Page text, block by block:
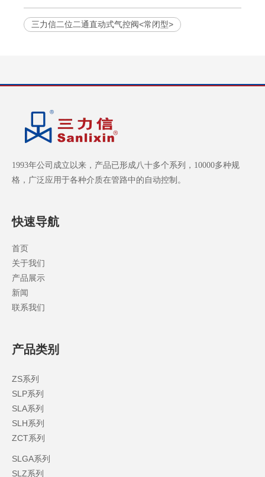
三力信二位二通直动式气控阀<常闭型>
1993年公司成立以来，产品已形成八十多个系列，10000多种规
格，广泛应用于各种介质在管路中的自动控制。
快速导航
首页
关于我们
产品展示
新闻
联系我们
产品类别
ZS系列
SLP系列
SLA系列
SLH系列
ZCT系列
SLGA系列
SLZ系列